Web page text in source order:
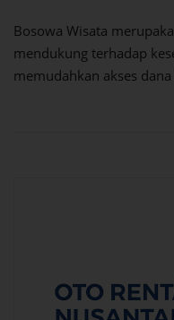
Bosowa Wisata
mendukung terhadap
memudahkan akses